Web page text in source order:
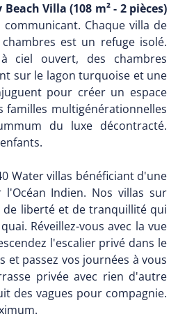
Villa (108 m² - 2 pièces)
Chaque villa de
est un refuge isolé.
ciel ouvert, des chambres
sur le lagon turquoise et une
pour créer un espace
familles multigénérationnelles
du luxe décontracté.
Water villas bénéficiant d'une
l'Océan Indien. Nos villas sur
liberté et de tranquillité qui
Réveillez-vous avec la vue
l'escalier privé dans le
et passez vos journées à vous
privée avec rien d'autre
des vagues pour compagnie.